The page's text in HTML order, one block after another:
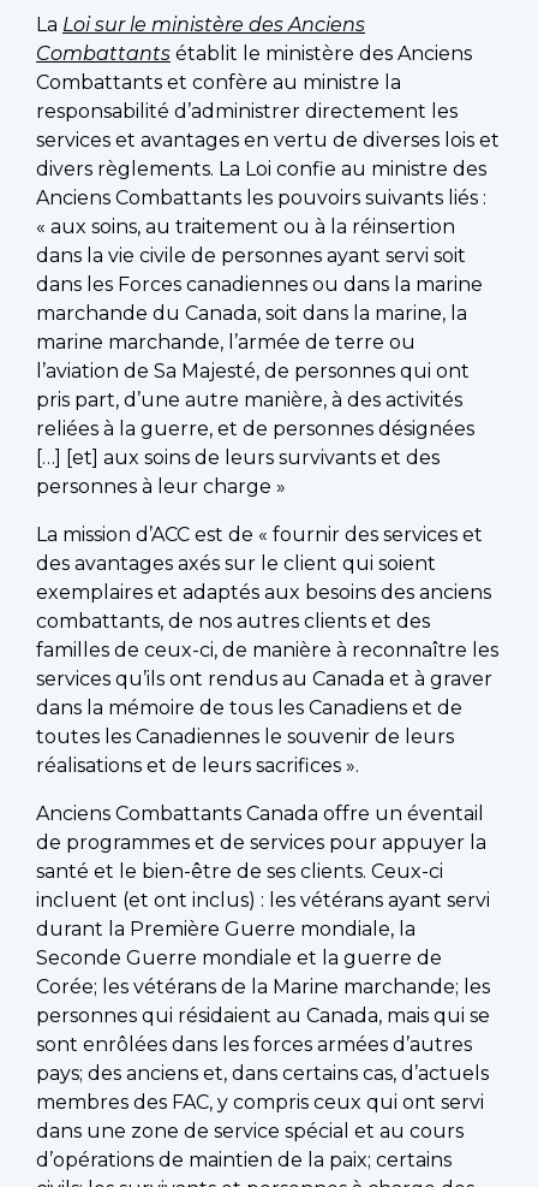
La Loi sur le ministère des Anciens
Combattants établit le ministère des Anciens
Combattants et confère au ministre la
responsabilité d’administrer directement les
services et avantages en vertu de diverses lois et
divers règlements. La Loi confie au ministre des
Anciens Combattants les pouvoirs suivants liés :
« aux soins, au traitement ou à la réinsertion
dans la vie civile de personnes ayant servi soit
dans les Forces canadiennes ou dans la marine
marchande du Canada, soit dans la marine, la
marine marchande, l’armée de terre ou
l’aviation de Sa Majesté, de personnes qui ont
pris part, d’une autre manière, à des activités
reliées à la guerre, et de personnes désignées
[…] [et] aux soins de leurs survivants et des
personnes à leur charge »
La mission d’ACC est de « fournir des services et
des avantages axés sur le client qui soient
exemplaires et adaptés aux besoins des anciens
combattants, de nos autres clients et des
familles de ceux-ci, de manière à reconnaître les
services qu’ils ont rendus au Canada et à graver
dans la mémoire de tous les Canadiens et de
toutes les Canadiennes le souvenir de leurs
réalisations et de leurs sacrifices ».
Anciens Combattants Canada offre un éventail
de programmes et de services pour appuyer la
santé et le bien-être de ses clients. Ceux-ci
incluent (et ont inclus) : les vétérans ayant servi
durant la Première Guerre mondiale, la
Seconde Guerre mondiale et la guerre de
Corée; les vétérans de la Marine marchande; les
personnes qui résidaient au Canada, mais qui se
sont enrôlées dans les forces armées d’autres
pays; des anciens et, dans certains cas, d’actuels
membres des FAC, y compris ceux qui ont servi
dans une zone de service spécial et au cours
d’opérations de maintien de la paix; certains